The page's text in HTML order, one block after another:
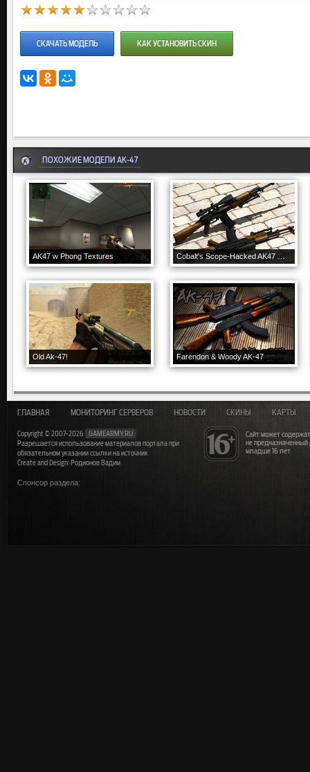
СКАЧАТЬ МОДЕЛЬ КАК УСТАНОВИТЬ СКИН
ПОХОЖИЕ МОДЕЛИ AK-47
AK47 w Phong Textures Cobalt's Scope-Hacked AK47 With Bipods
Old Ak-47! Farendon & Woody AK-47
Сайт может
не
младше 16 лет
ГЛАВНАЯ МОНИТОРИНГ СЕРВЕРОВ НОВОСТИ СКИНЫ КАРТЫ
Copyright © 2007-2026
GAMEARMY.RU
Разрешается использование материалов портала при
обязательном указании ссылки на источник
Create and Design: Родионов Вадим
Спонсор раздела: